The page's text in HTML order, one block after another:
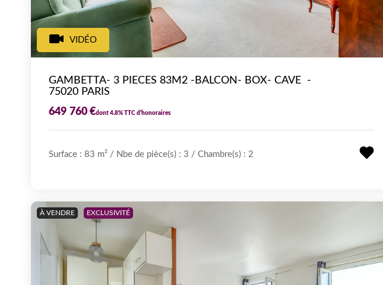
VIDÉO
GAMBETTA- 3 PIECES 83M2 -BALCON- BOX- CAVE -
75020 PARIS
649 760 €dont 4.8% TTC d'honoraires
Surface : 83 m² / Nbe de pièce(s) : 3 / Chambre(s) : 2
À VENDRE EXCLUSIVITÉ